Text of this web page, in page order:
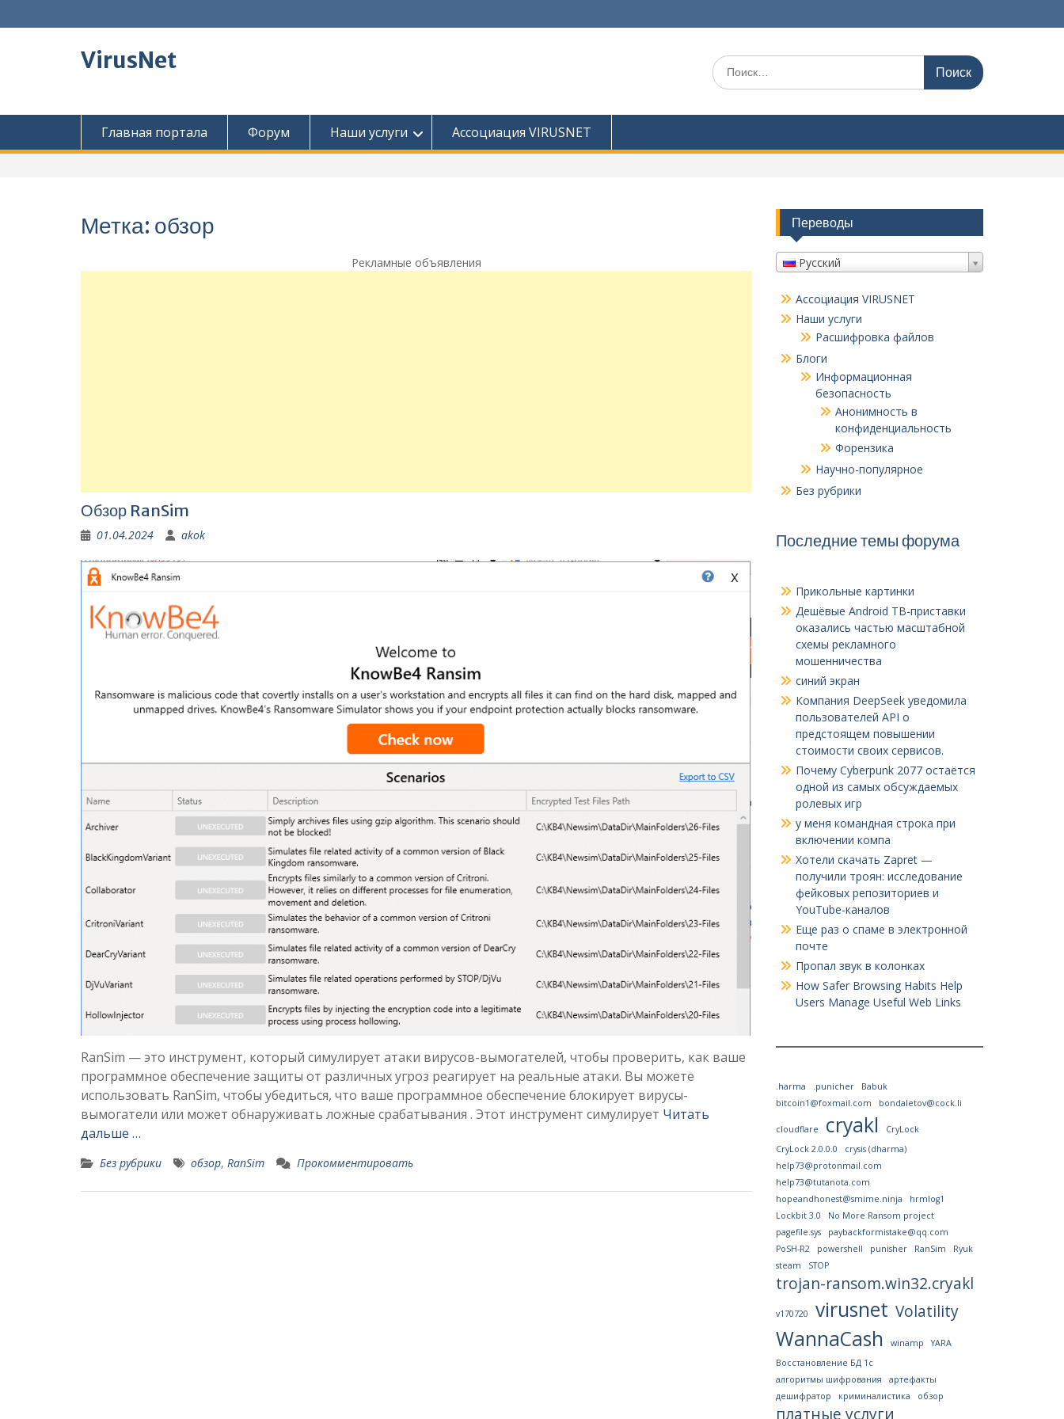
к
VirusNet
Поиск
по:
Главная портала Форум Наши услуги Ассоциация VIRUSNET
Метка: обзор
Рекламные объявления
Обзор RanSim
01.04.2024 akok
RanSim — это инструмент, который симулирует атаки вирусов-вымогателей, чтобы проверить, как ваше
программное обеспечение защиты от различных угроз реагирует на реальные атаки. Вы можете
использовать RanSim, чтобы убедиться, что ваше программное обеспечение блокирует вирусы-
вымогатели или может обнаруживать ложные срабатывания . Этот инструмент симулирует Читать
дальше …
Без рубрики обзор, RanSim Прокомментировать
Переводы
Русский
Ассоциация VIRUSNET
Наши услуги
Расшифровка файлов
Блоги
Информационная
безопасность
Анонимность в
конфиденциальность
Форензика
Научно-популярное
Без рубрики
Последние темы форума
Прикольные картинки
Дешёвые Android ТВ-приставки
оказались частью масштабной
схемы рекламного
мошенничества
синий экран
Компания DeepSeek уведомила
пользователей API о
предстоящем повышении
стоимости своих сервисов.
Почему Cyberpunk 2077 остаётся
одной из самых обсуждаемых
ролевых игр
у меня командная строка при
включении компа
Хотели скачать Zapret —
получили троян: исследование
фейковых репозиториев и
YouTube-каналов
Еще раз о спаме в электронной
почте
Пропал звук в колонках
How Safer Browsing Habits Help
Users Manage Useful Web Links
.harma .punicher
Babuk
bitcoin1@foxmail.com
bondaletov@cock.li
cloudflare cryakl
CryLock
CryLock 2.0.0.0
crysis (dharma)
help73@protonmail.com
help73@tutanota.com
hopeandhonest@smime.ninja
hrmlog1
Lockbit 3.0
No More Ransom project
pagefile.sys
paybackformistake@qq.com
PoSH-R2
powershell punisher RanSim
Ryuk
steam
STOP
trojan-ransom.win32.cryakl
v170720 virusnet Volatility
WannaCash winamp
YARA
Восстановление БД 1с
алгоритмы шифрования
артефакты
дешифратор
криминалистика обзор
платные услуги